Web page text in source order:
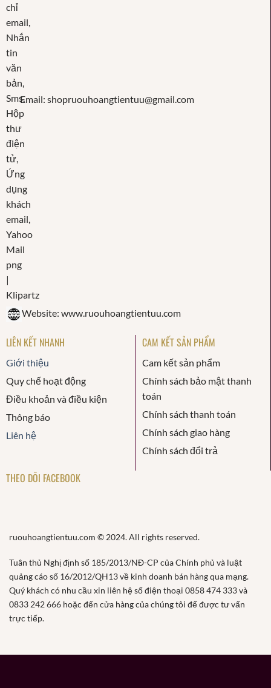
Email: shopruouhoangtientuu@gmail.com
Website: www.ruouhoangtientuu.com
LIÊN KẾT NHANH
Giới thiệu
Quy chế hoạt động
Điều khoản và điều kiện
Thông báo
Liên hệ
CAM KẾT SẢN PHẨM
Cam kết sản phẩm
Chính sách bảo mật thanh
toán
Chính sách thanh toán
Chính sách giao hàng
Chính sách đổi trả
THEO DÕI FACEBOOK
ruouhoangtientuu.com © 2024. All rights reserved.
Tuân thủ Nghị định số 185/2013/NĐ-CP của Chính phủ và luật
quảng cáo số 16/2012/QH13 về kinh doanh bán hàng qua mạng.
Quý khách có nhu cầu xin liên hệ số điện thoại 0858 474 333 và
0833 242 666 hoặc đến cửa hàng của chúng tôi để được tư vấn
trực tiếp.